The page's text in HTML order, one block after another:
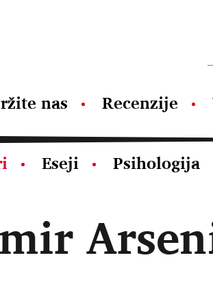
nas Recenzije
Eseji Psihologija